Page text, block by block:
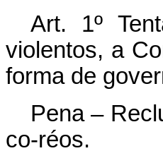
Art. 1º
violentos, a
forma de
Pena –
co-réos.